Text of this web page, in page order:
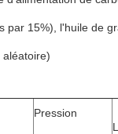
15%), l'huile de
Pression